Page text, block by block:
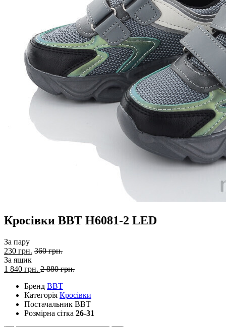
Кросівки BBT H6081-2 LED
За пару
230 грн. 360 грн.
За ящик
1 840 грн. 2 880 грн.
Бренд BBT
Категорія Кросівки
Постачальник BBT
Розмірна сітка 26-31